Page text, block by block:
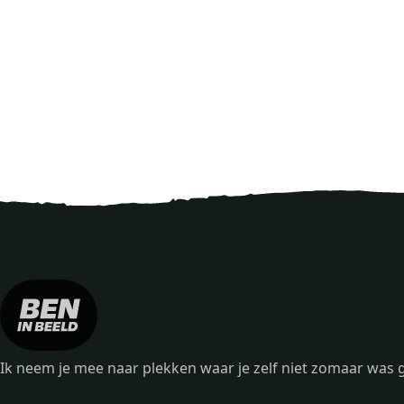
Ik neem je mee naar plekken waar je zelf niet zomaar was